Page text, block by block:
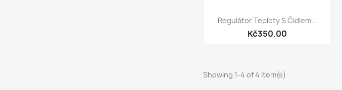
Quick view
Regulátor Teploty S Čidlem...
Kč350.00
Showing 1-4 of 4 item(s)